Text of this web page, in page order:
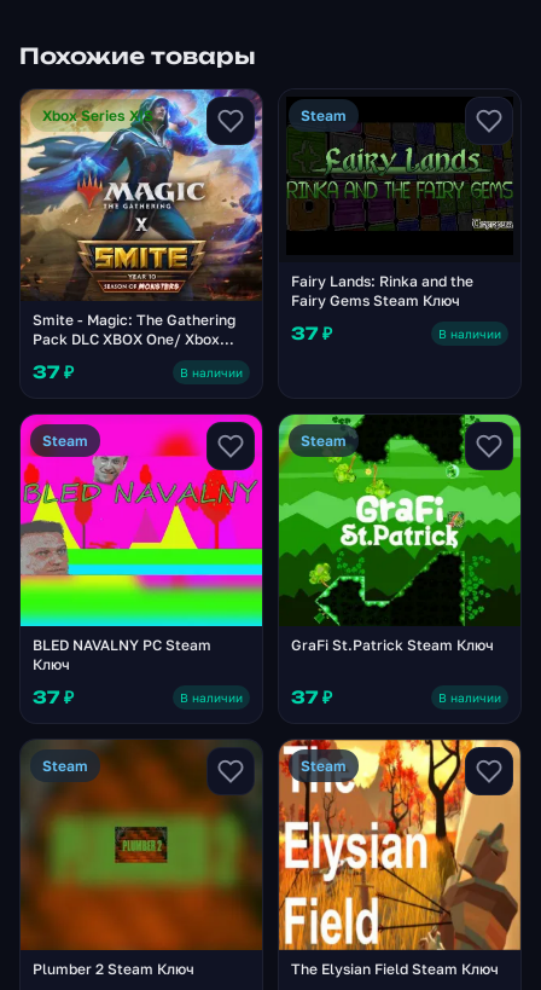
Похожие товары
Xbox Series X|S
Smite - Magic: The Gathering
Pack DLC XBOX One/ Xbox
37 ₽ В наличии
Steam
Fairy Lands: Rinka and the
Fairy Gems Steam Ключ
37 ₽ В наличии
Steam
BLED NAVALNY PC Steam
Ключ
37 ₽ В наличии
Steam
GraFi St.Patrick Steam Ключ
37 ₽ В наличии
Steam
Plumber 2 Steam Ключ
Steam
The Elysian Field Steam Ключ